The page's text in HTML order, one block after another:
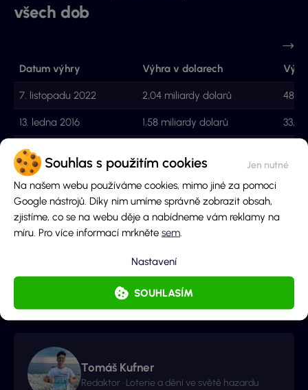
Souhlas s použitím cookies
Na našem webu používáme cookies, mimo jiné za pomoci
Google nástrojů. Díky nim umíme správně zobrazit obsah,
zjistíme, co se na webu děje a nabídneme vám reklamy na
míru. Pro více informací mrkněte sem
SOUHLASÍM
Nastavení
všech dob
Datum výhry Výhra v dolarech
7. listopadu 2022 2,04 miliardy dolarů 48,5
13. ledna 2016 1,58 miliardy dolarů 33,9
23. října 2018
13. ledna 2016
29. ledna 2022 1,33 miliardy dolarů
Autor obsahu
Tomáš Kufner
Redaktor · Loterie a dění ve světě hazardu